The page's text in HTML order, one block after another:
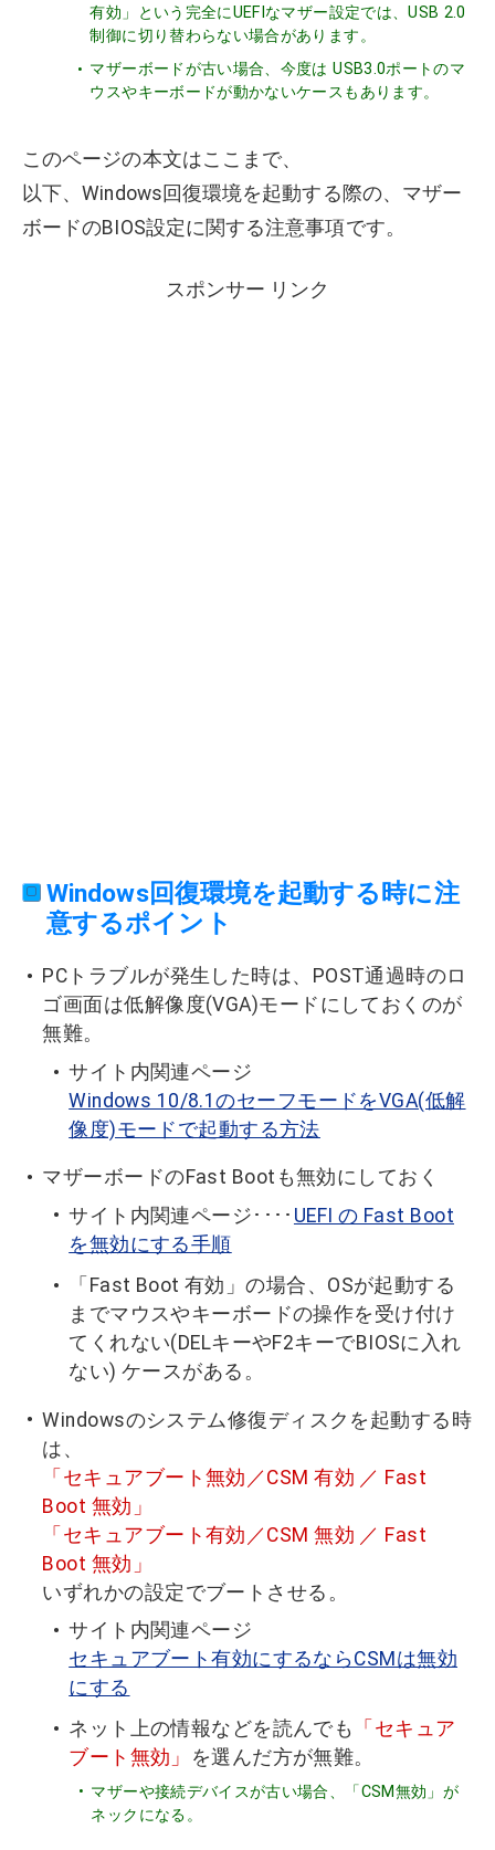
有効」という完全にUEFIなマザー設定では、USB 2.0
制御に切り替わらない場合があります。
マザーボードが古い場合、今度は USB3.0ポートのマ
ウスやキーボードが動かないケースもあります。
このページの本文はここまで、
以下、Windows回復環境を起動する際の、マザー
ボードのBIOS設定に関する注意事項です。
スポンサー リンク
Windows回復環境を起動する時に注
意するポイント
PCトラブルが発生した時は、POST通過時のロ
ゴ画面は低解像度(VGA)モードにしておくのが
無難。
サイト内関連ページ
Windows 10/8.1のセーフモードをVGA(低解
像度)モードで起動する方法
マザーボードのFast Bootも無効にしておく
サイト内関連ページ････ UEFI の Fast Boot
を無効にする手順
「Fast Boot 有効」の場合、OSが起動する
までマウスやキーボードの操作を受け付け
てくれない(DELキーやF2キーでBIOSに入れ
ない) ケースがある。
Windowsのシステム修復ディスクを起動する時
は、
「セキュアブート無効／CSM 有効 ／ Fast
Boot 無効」
「セキュアブート有効／CSM 無効 ／ Fast
Boot 無効」
いずれかの設定でブートさせる。
サイト内関連ページ
セキュアブート有効にするならCSMは無効
にする
ネット上の情報などを読んでも
「セキュア
ブート無効」
を選んだ方が無難。
マザーや接続デバイスが古い場合、「CSM無効」が
ネックになる。